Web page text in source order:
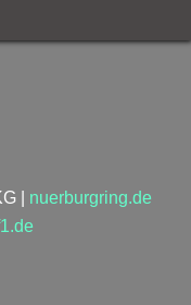
| nuerburgring.de